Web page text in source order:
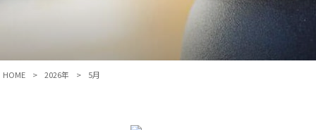
HOME > 2026年 > 5月